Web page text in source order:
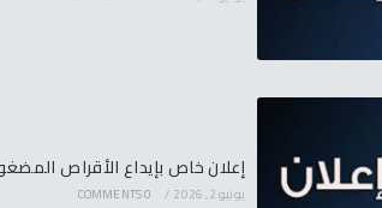
إعلان خاص بإيداع الأقراص
يونيو 2, 2026 /
0 COMMENTS